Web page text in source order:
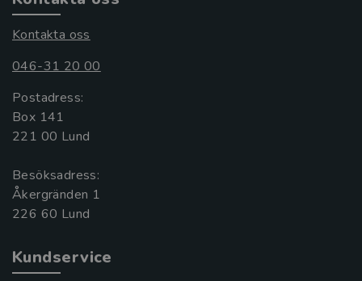
Kontakta oss
046-31 20 00
Postadress:
Box 141
221 00 Lund
Besöksadress:
Åkergränden 1
Kundservice